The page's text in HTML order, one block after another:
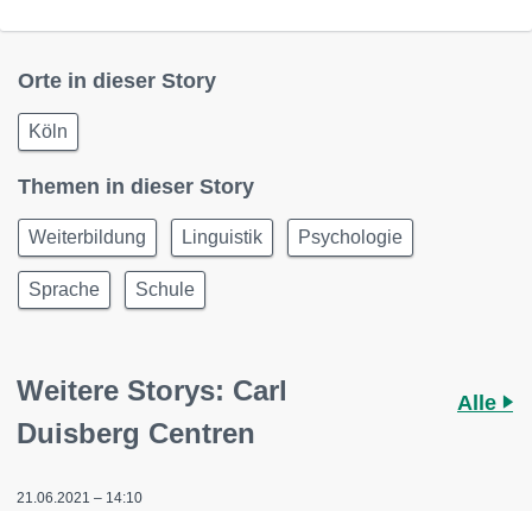
Orte in dieser Story
Köln
Themen in dieser Story
Weiterbildung Linguistik Psychologie
Sprache Schule
Weitere Storys: Carl
Duisberg Centren
Alle
21.06.2021 – 14:10